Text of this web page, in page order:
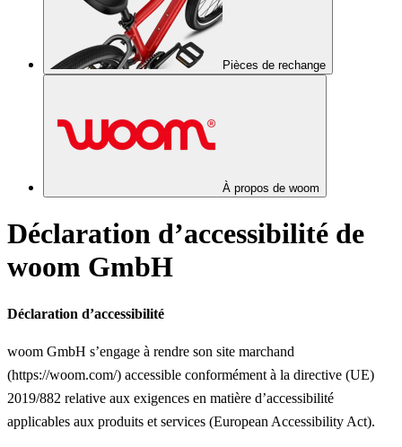
Pièces de rechange
À propos de woom
Déclaration d’accessibilité de
woom GmbH
Déclaration d’accessibilité
woom GmbH s’engage à rendre son site marchand
(https://woom.com/) accessible conformément à la directive (UE)
2019/882 relative aux exigences en matière d’accessibilité
applicables aux produits et services (European Accessibility Act).